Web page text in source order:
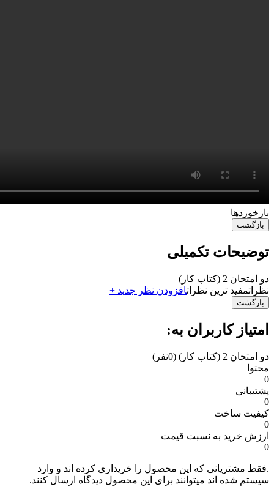
‌بازخوردها
بازگشت
توضیحات تکمیلی
دو امتحان 2 (کتاب کار)
نظراتمفید ترین نظراتافزودن نظر جدید +
بازگشت
امتیاز کاربران به:
دو امتحان 2 (کتاب کار)
(0نفر)
محتوا
0
پشتیبانی
0
کیفیت ساخت
0
ارزش خرید به نسبت قیمت
0
.فقط مشتریانی که این محصول را خریداری کرده اند و وارد
سیستم شده اند میتوانند برای این محصول دیدگاه ارسال کنند.